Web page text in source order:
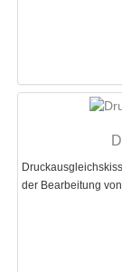
der Bearbeitung